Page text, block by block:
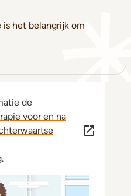
is het belangrijk om
de
voor en na